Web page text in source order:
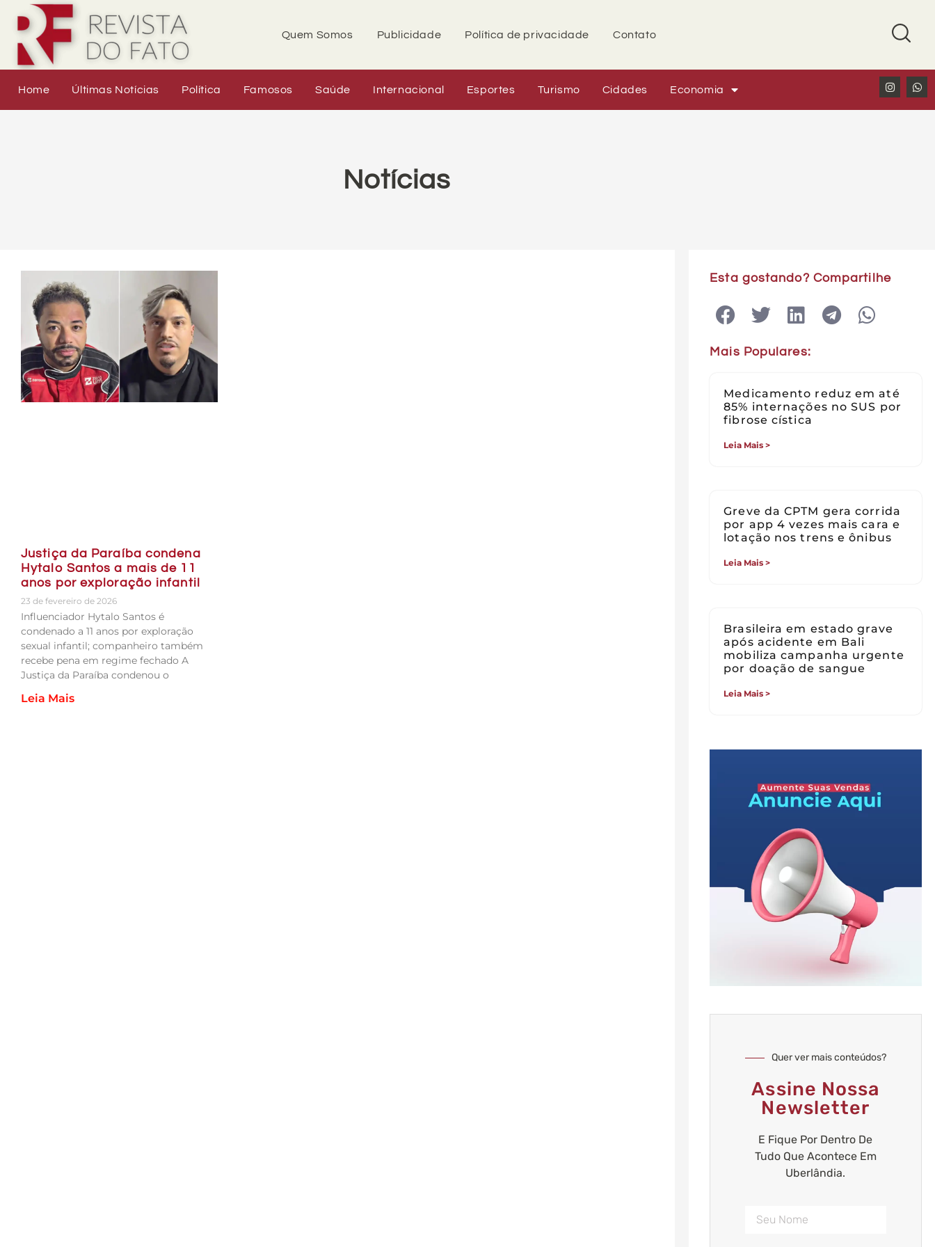
Quem Somos Publicidade Política de privacidade Contato
Home Últimas Notícias Política Famosos Saúde Internacional Esportes Turismo Cidades Economia
Notícias
Justiça da Paraíba condena
Hytalo Santos a mais de 11
anos por exploração infantil
23 de fevereiro de 2026
Influenciador Hytalo Santos é
condenado a 11 anos por exploração
sexual infantil; companheiro também
recebe pena em regime fechado A
Justiça da Paraíba condenou o
Leia Mais
Esta gostando? Compartilhe
Mais Populares:
Medicamento reduz em até
85% internações no SUS por
fibrose cística
Leia Mais >
Greve da CPTM gera corrida
por app 4 vezes mais cara e
lotação nos trens e ônibus
Leia Mais >
Brasileira em estado grave
após acidente em Bali
mobiliza campanha urgente
por doação de sangue
Leia Mais >
Quer ver mais conteúdos?
Assine Nossa
Newsletter
E Fique Por Dentro De
Tudo Que Acontece Em
Uberlândia.